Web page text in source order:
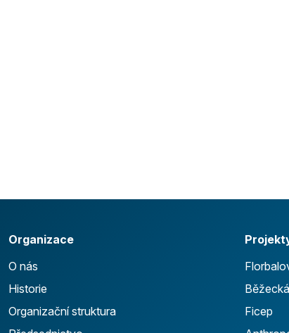
Organizace
O nás
Historie
Organizační struktura
Ficep